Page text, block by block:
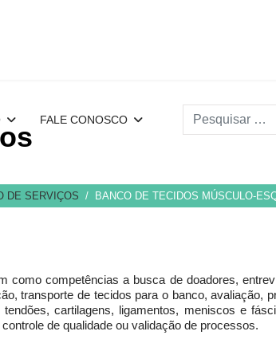
FALE CONOSCO
Search
DE SERVIÇOS BANCO DE TECIDOS MÚSCULO-
como competências a busca de doadores,
transporte de tecidos para o banco, avaliação,
cartilagens, ligamentos, meniscos e
de qualidade ou validação de processos.